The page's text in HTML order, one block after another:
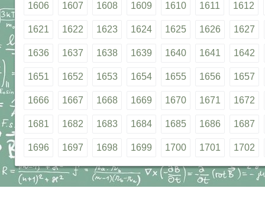
1606 1607 1608 1609 1610 1611 1612
1621 1622 1623 1624 1625 1626 1627
1636 1637 1638 1639 1640 1641 1642
1651 1652 1653 1654 1655 1656 1657
1666 1667 1668 1669 1670 1671 1672
1681 1682 1683 1684 1685 1686 1687
1696 1697 1698 1699 1700 1701 1702